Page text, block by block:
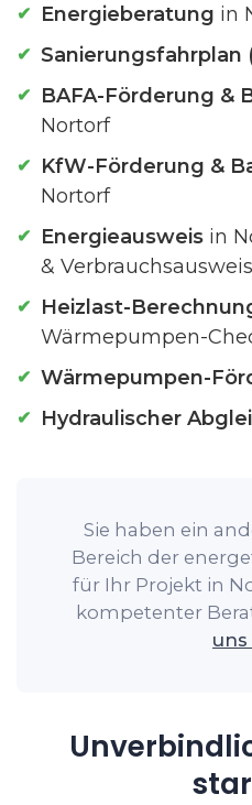
Energieberatung in
Sanierungsfahrplan
BAFA-Förderung &
Nortorf
KfW-Förderung &
Nortorf
Energieausweis in
&
Heizlast-
Wärmepumpen-
Wärmepumpen-
Hydraulischer
Sie haben ein
Bereich der
für Ihr Projekt in
kompetenter
uns